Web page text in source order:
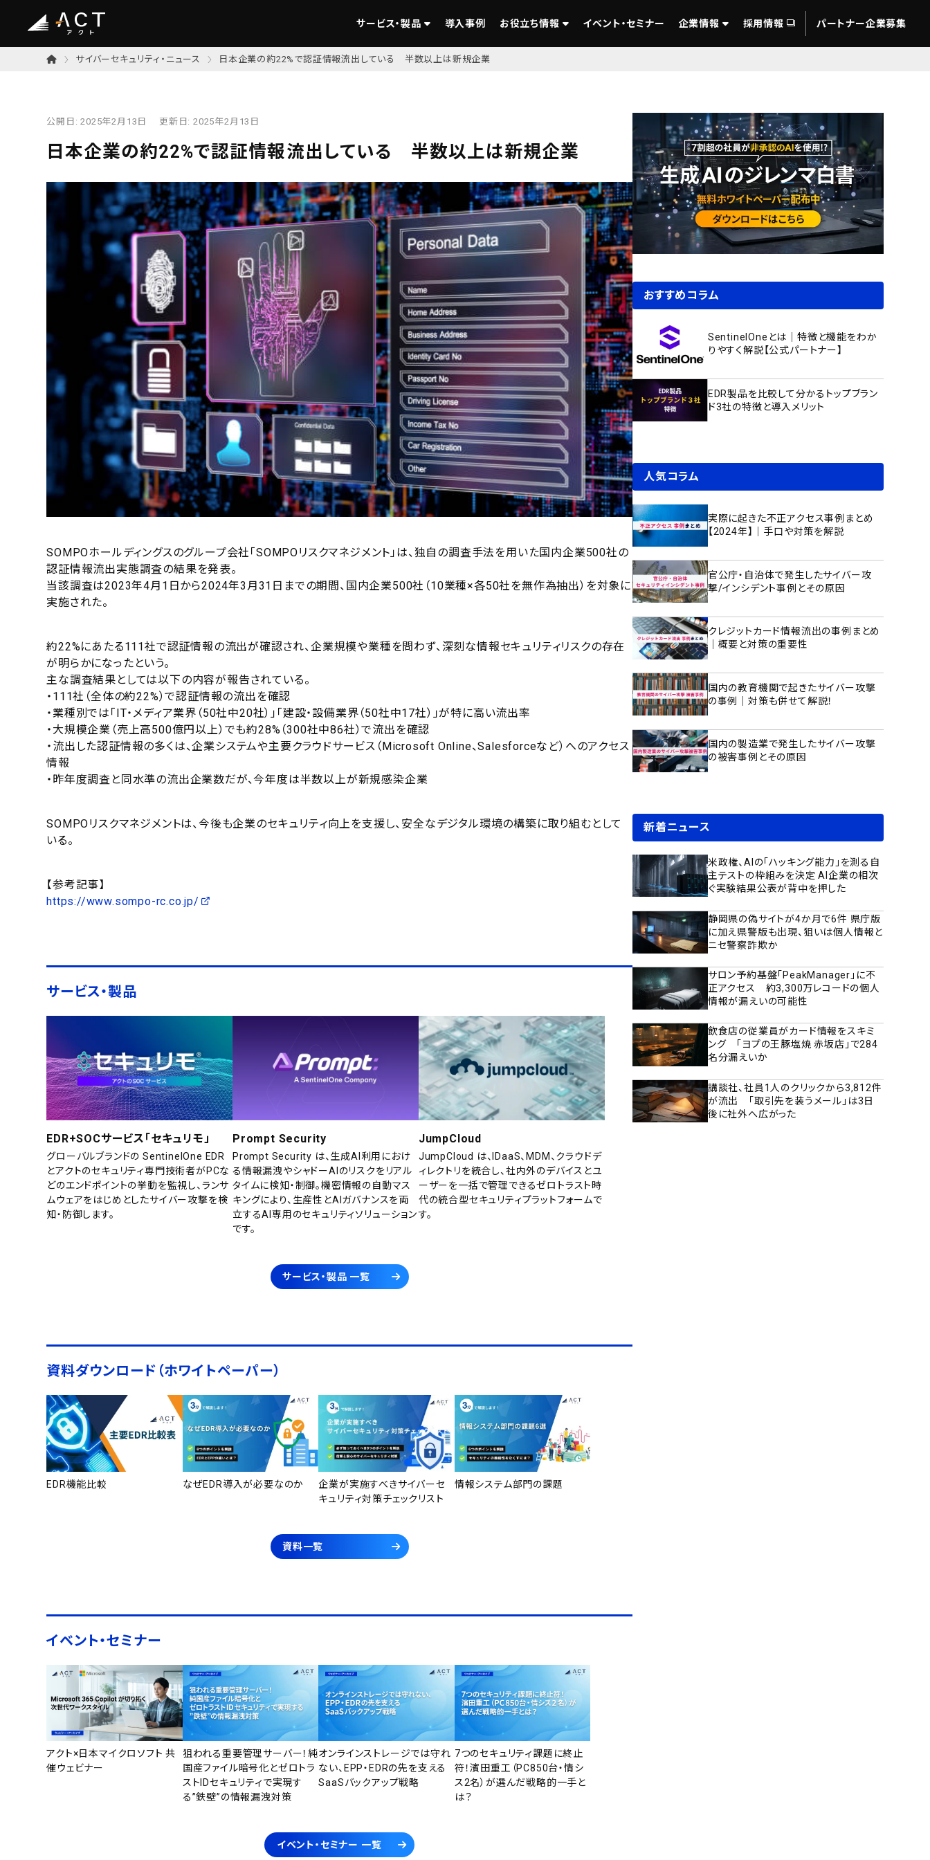
サービス・製品 導入事例 お役立ち情報 イベント・セミナー 企業情報 採用情報 パートナー企業募集
サイバーセキュリティ・ニュース 日本企業の約22%で認証情報流出している 半数以上は新規企業
公開日:2025年2月13日 更新日: 2025年2月13日
日本企業の約22%で認証情報流出している 半数以上は新規企業
SOMPOホールディングスのグループ会社「SOMPOリスクマネジメント」は、独自の調査手法を用いた国内企業500社の
認証情報流出実態調査の結果を発表。
当該調査は2023年4月1日から2024年3月31日までの期間、国内企業500社（10業種×各50社を無作為抽出）を対象に
実施された。
約22%にあたる111社で認証情報の流出が確認され、企業規模や業種を問わず、深刻な情報セキュリティリスクの存在
が明らかになったという。
主な調査結果としては以下の内容が報告されている。
・111社（全体の約22%）で認証情報の流出を確認
・業種別では「IT・メディア業界（50社中20社）」「建設・設備業界（50社中17社）」が特に高い流出率
・大規模企業（売上高500億円以上）でも約28%（300社中86社）で流出を確認
・流出した認証情報の多くは、企業システムや主要クラウドサービス（Microsoft Online、Salesforceなど）へのアクセス
情報
・昨年度調査と同水準の流出企業数だが、今年度は半数以上が新規感染企業
SOMPOリスクマネジメントは、今後も企業のセキュリティ向上を支援し、安全なデジタル環境の構築に取り組むとして
いる。
【参考記事】
https://www.sompo-rc.co.jp/
サービス・製品
EDR+SOCサービス「セキュリモ」
グローバルブランドの SentinelOne EDR
とアクトのセキュリティ専門技術者がPCな
どのエンドポイントの挙動を監視し、ランサ
ムウェアをはじめとしたサイバー攻撃を検
知・防御します。
Prompt Security
Prompt Security は、生成AI利用におけ
る情報漏洩やシャドーAIのリスクをリアル
タイムに検知・制御。機密情報の自動マス
キングにより、生産性とAIガバナンスを両
立するAI専用のセキュリティソリューション
です。
JumpCloud
JumpCloud は、IDaaS、MDM、クラウドデ
ィレクトリを統合し、社内外のデバイスとユ
ーザーを一括で管理できるゼロトラスト時
代の統合型セキュリティプラットフォームで
す。
サービス・製品 一覧
資料ダウンロード（ホワイトペーパー）
EDR機能比較 なぜEDR導入が必要なのか
企業が実施すべきサイバーセ
キュリティ対策チェックリスト
情報システム部門の課題
資料一覧
イベント・セミナー
アクト×日本マイクロソフト 共
催ウェビナー
狙われる重要管理サーバー！純
国産ファイル暗号化とゼロトラ
ストIDセキュリティで実現す
る”鉄壁”の情報漏洩対策
オンラインストレージでは守れ
ない、EPP・EDRの先を支える
SaaSバックアップ戦略
7つのセキュリティ課題に終止
符！濱田重工（PC850台・情シ
ス2名）が選んだ戦略的一手と
は？
イベント・セミナー 一覧
おすすめコラム
SentinelOneとは｜特徴と機能をわか
りやすく解説【公式パートナー】
EDR製品を比較して分かるトップブラン
ド3社の特徴と導入メリット
人気コラム
実際に起きた不正アクセス事例まとめ
【2024年】｜手口や対策を解説
官公庁・自治体で発生したサイバー攻
撃/インシデント事例とその原因
クレジットカード情報流出の事例まとめ
｜概要と対策の重要性
国内の教育機関で起きたサイバー攻撃
の事例｜対策も併せて解説！
国内の製造業で発生したサイバー攻撃
の被害事例とその原因
新着ニュース
米政権、AIの「ハッキング能力」を測る自
主テストの枠組みを決定 AI企業の相次
ぐ実験結果公表が背中を押した
静岡県の偽サイトが4か月で6件 県庁版
に加え県警版も出現、狙いは個人情報と
ニセ警察詐欺か
サロン予約基盤「PeakManager」に不
正アクセス 約3,300万レコードの個人
情報が漏えいの可能性
飲食店の従業員がカード情報をスキミ
ング 「ヨプの王豚塩焼 赤坂店」で284
名分漏えいか
講談社、社員1人のクリックから3,812件
が流出 「取引先を装うメール」は3日
後に社外へ広がった